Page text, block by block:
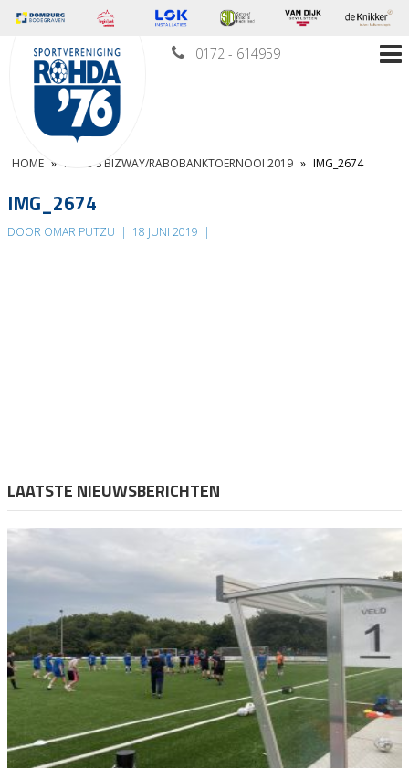
0172 - 614959
HOME » FOTO’S BIZWAY/RABOBANKTOERNOOI 2019 » IMG_2674
IMG_2674
DOOR OMAR PUTZU | 18 JUNI 2019 |
LAATSTE NIEUWSBERICHTEN